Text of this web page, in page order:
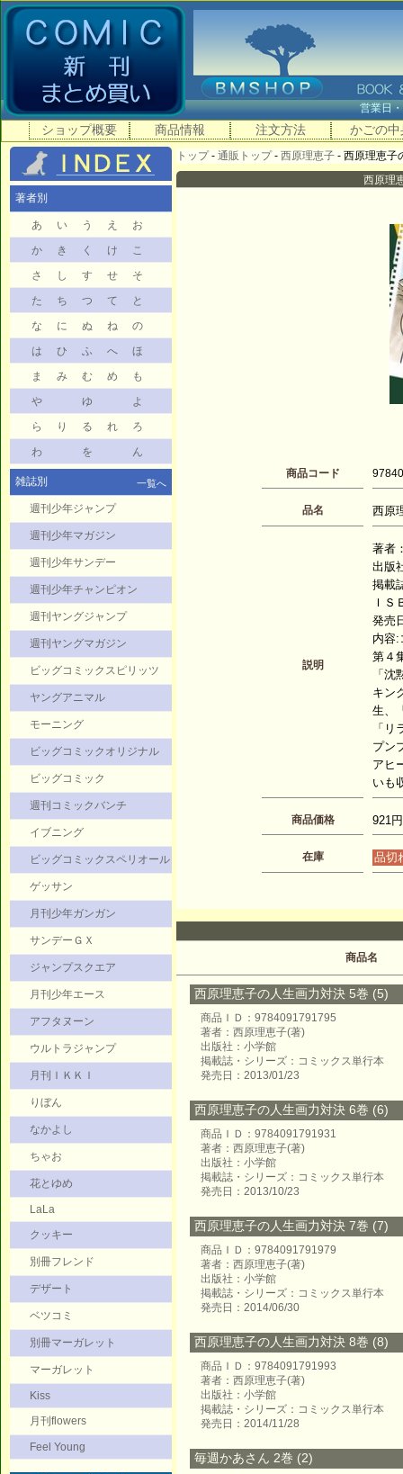
営業
ショップ概要 商品情報 注文方法 かごの中
著者別
あ い う え
お
か
き く け
こ
さ
し す せ
そ
た
ち つ て
と
な
に ぬ ね
の
は
ひ ふ へ
ほ
ま
み む め
も
や
ゆ
よ
ら
り る れ
ろ
わ
を ん
雑誌別 一覧へ
週刊少年ジャンプ
週刊少年マガジン
週刊少年サンデー
週刊少年チャンピオン
週刊ヤングジャンプ
週刊ヤングマガジン
ビッグコミックスピリッツ
ヤングアニマル
モーニング
ビッグコミックオリジナル
ビッグコミック
週刊コミックバンチ
イブニング
ビッグコミックスペリオール
ゲッサン
月刊少年ガンガン
サンデーＧＸ
ジャンプスクエア
月刊少年エース
アフタヌーン
ウルトラジャンプ
月刊ＩＫＫＩ
りぼん
なかよし
ちゃお
花とゆめ
LaLa
クッキー
別冊フレンド
デザート
ベツコミ
別冊マーガレット
マーガレット
Kiss
月刊flowers
Feel Young
トップ- 通販トップ- 西原理恵子 - 西原理恵子
西原理
商品コード
品名 西原
説明
著者
出版
掲載
ＩＳ
発売
内容:
第４
「
キン
生、
「
プン
アヒ
いも
商品価格 921円
在庫 品切
商品名
西原理恵子の人生画力対決 5巻 (5)
商品ＩＤ：9784091791795
著者：西原理恵子(著)
出版社：小学館
掲載誌・シリーズ：コミックス単行本
発売日：2013/01/23
西原理恵子の人生画力対決 6巻 (6)
商品ＩＤ：9784091791931
著者：西原理恵子(著)
出版社：小学館
掲載誌・シリーズ：コミックス単行本
発売日：2013/10/23
西原理恵子の人生画力対決 7巻 (7)
商品ＩＤ：9784091791979
著者：西原理恵子(著)
出版社：小学館
掲載誌・シリーズ：コミックス単行本
発売日：2014/06/30
西原理恵子の人生画力対決 8巻 (8)
商品ＩＤ：9784091791993
著者：西原理恵子(著)
出版社：小学館
掲載誌・シリーズ：コミックス単行本
発売日：2014/11/28
毎週かあさん 2巻 (2)